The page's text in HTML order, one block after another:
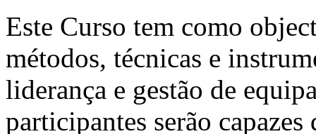
Este Curso tem como
métodos, técnicas e
liderança e gestão de
participantes serão capazes